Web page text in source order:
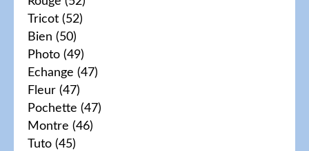
Tricot (52)
Bien (50)
Photo (49)
Echange (47)
Fleur (47)
Pochette (47)
Montre (46)
Tuto (45)